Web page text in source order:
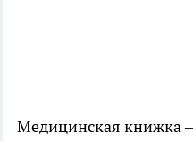
Медицинская книжка